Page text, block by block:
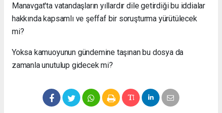
Manavgat'ta vatandaşların yıllardır dile getirdiği bu iddialar
hakkında kapsamlı ve şeffaf bir soruşturma yürütülecek
mi?
Yoksa kamuoyunun gündemine taşınan bu dosya da
zamanla unutulup gidecek mi?